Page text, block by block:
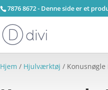
7876 8672 - Denne side er et
Hjem / Hjulværktøj / Konusnøgle